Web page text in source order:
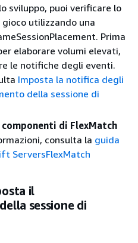
sviluppo, puoi verificare lo
utilizzando una
Prima
elaborare volumi elevati,
le notifiche degli eventi.
Imposta la notifica degli
della sessione di
di FlexMatch
consulta la guida
ServersFlexMatch
il
sessione di